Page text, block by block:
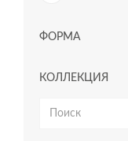
ФОРМА
КОЛЛЕКЦИЯ